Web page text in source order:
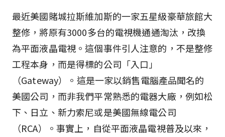
最近美國賭城拉斯維加斯的一家五星級豪華旅館大
整修，將原有3000多台的電視機通通淘汰，改換
為平面液晶電視。這個事件引人注意的，不是整修
工程本身，而是得標的公司「入口」
（Gateway）。這是一家以銷售電腦產品聞名的
美國公司，而非我們平常熟悉的電器大廠，例如松
下、日立、新力索尼或是美國無線電公司
（RCA）。事實上，自從平面液晶電視普及以來，